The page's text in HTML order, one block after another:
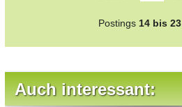
Postings 14 bis 23
Auch interessant: